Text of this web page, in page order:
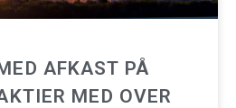
AFKAST PÅ
MED OVER